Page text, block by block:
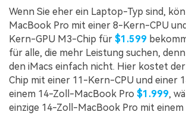
Wenn Sie eher ein Laptop-Typ sind,
MacBook Pro mit einer 8-Kern-CPU
Kern-GPU M3-Chip für $1.599
für alle, die mehr Leistung suchen,
den iMacs einfach nicht. Hier kostet
Chip mit einer 11-Kern-CPU und einer
einem 14-Zoll-MacBook Pro $1.999,
einzige 14-Zoll-MacBook Pro mit einem